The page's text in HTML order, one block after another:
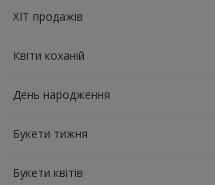
ХІТ продажів
Квіти коханій
День народження
Букети тижня
Букети квітів